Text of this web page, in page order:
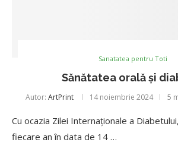
Sanatatea pentru Toti
Sănătatea orală și
Autor: ArtPrint 14 noiembrie 2024 5
Cu ocazia Zilei Internaționale a
fiecare an în data de 14 …